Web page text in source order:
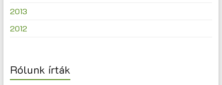
2013
2012
Rólunk írták